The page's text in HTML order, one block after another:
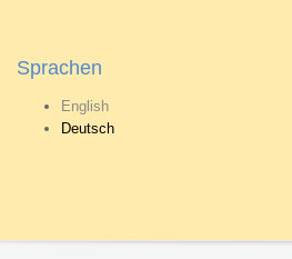
Sprachen
English
Deutsch